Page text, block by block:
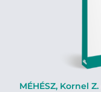
MÉHÉSZ, Kornel Z.